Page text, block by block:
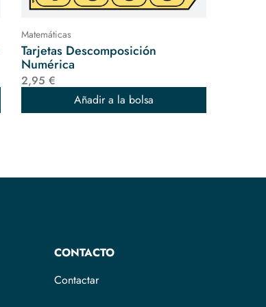
Matemáticas
Tarjetas Descomposición
Numérica
2,95 €
Añadir a la bolsa
CONTACTO
Contactar